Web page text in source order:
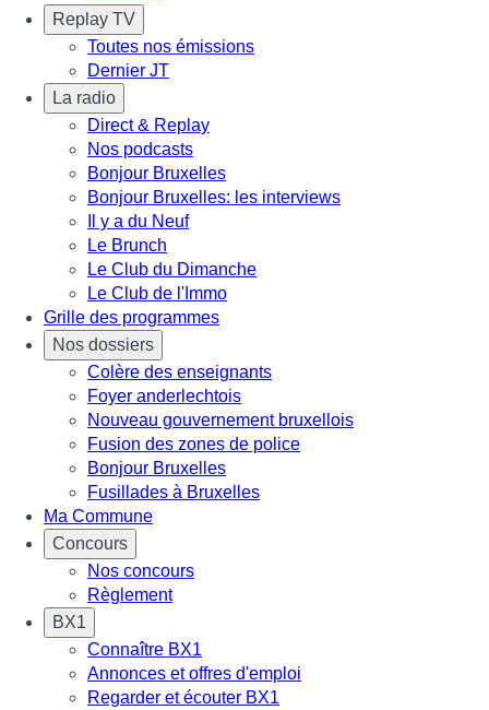
Replay TV
Toutes nos émissions
Dernier JT
La radio
Direct & Replay
Nos podcasts
Bonjour Bruxelles
Bonjour Bruxelles: les interviews
Il y a du Neuf
Le Brunch
Le Club du Dimanche
Le Club de l'Immo
Grille des programmes
Nos dossiers
Colère des enseignants
Foyer anderlechtois
Nouveau gouvernement bruxellois
Fusion des zones de police
Bonjour Bruxelles
Fusillades à Bruxelles
Ma Commune
Concours
Nos concours
Règlement
BX1
Connaître BX1
Annonces et offres d'emploi
Regarder et écouter BX1